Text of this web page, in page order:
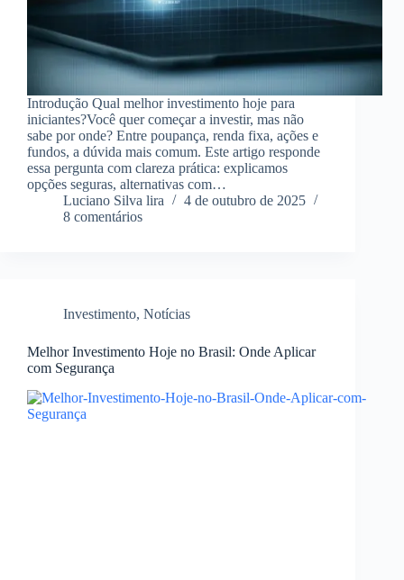
Introdução Qual melhor investimento hoje para
iniciantes?Você quer começar a investir, mas não
sabe por onde? Entre poupança, renda fixa, ações e
fundos, a dúvida mais comum. Este artigo responde
essa pergunta com clareza prática: explicamos
opções seguras, alternativas com…
Luciano Silva lira
4 de outubro de 2025
8 comentários
Investimento, Notícias
Melhor Investimento Hoje no Brasil: Onde Aplicar
com Segurança